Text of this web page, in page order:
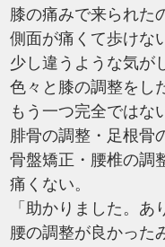
膝の痛みで来られた
側面が痛くて歩けな
少し違うような気が
色々と膝の調整をし
もう一つ完全ではな
腓骨の調整・足根骨
骨盤矯正・腰椎の調
痛くない。
「助かりました。あ
腰の調整が良かった